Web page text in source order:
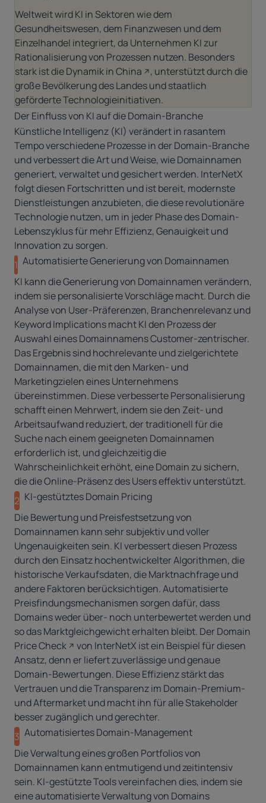
Weltweit wird KI in Sektoren wie dem
Gesundheitswesen, dem Finanzwesen und dem
Einzelhandel integriert, da Unternehmen KI zur
Rationalisierung von Prozessen nutzen. Besonders
stark ist die Dynamik in China
, unterstützt durch die
große Bevölkerung des Landes und staatlich
geförderte Technologieinitiativen.
Der Einfluss von KI auf die Domain-Branche
Künstliche Intelligenz (KI) verändert in rasantem
Tempo verschiedene Prozesse in der Domain-Branche
und verbessert die Art und Weise, wie Domainnamen
generiert, verwaltet und gesichert werden. InterNetX
folgt diesen Fortschritten und ist bereit, modernste
Dienstleistungen anzubieten, die diese revolutionäre
Technologie nutzen, um in jeder Phase des Domain-
Lebenszyklus für mehr Effizienz, Genauigkeit und
Innovation zu sorgen.
1 Automatisierte Generierung von Domainnamen
KI kann die Generierung von Domainnamen verändern,
indem sie personalisierte Vorschläge macht. Durch die
Analyse von User-Präferenzen, Branchenrelevanz und
Keyword Implications macht KI den Prozess der
Auswahl eines Domainnamens Customer-zentrischer.
Das Ergebnis sind hochrelevante und zielgerichtete
Domainnamen, die mit den Marken- und
Marketingzielen eines Unternehmens
übereinstimmen. Diese verbesserte Personalisierung
schafft einen Mehrwert, indem sie den Zeit- und
Arbeitsaufwand reduziert, der traditionell für die
Suche nach einem geeigneten Domainnamen
erforderlich ist, und gleichzeitig die
Wahrscheinlichkeit erhöht, eine Domain zu sichern,
die die Online-Präsenz des Users effektiv unterstützt.
2 KI-gestütztes Domain Pricing
Die Bewertung und Preisfestsetzung von
Domainnamen kann sehr subjektiv und voller
Ungenauigkeiten sein. KI verbessert diesen Prozess
durch den Einsatz hochentwickelter Algorithmen, die
historische Verkaufsdaten, die Marktnachfrage und
andere Faktoren berücksichtigen. Automatisierte
Preisfindungsmechanismen sorgen dafür, dass
Domains weder über- noch unterbewertet werden und
so das Marktgleichgewicht erhalten bleibt. DerDomain
Price Check
von InterNetX ist ein Beispiel für diesen
Ansatz, denn er liefert zuverlässige und genaue
Domain-Bewertungen. Diese Effizienz stärkt das
Vertrauen und die Transparenz im Domain-Premium-
und Aftermarket und macht ihn für alle Stakeholder
besser zugänglich und gerechter.
3 Automatisiertes Domain-Management
Die Verwaltung eines großen Portfolios von
Domainnamen kann entmutigend und zeitintensiv
sein. KI-gestützte Tools vereinfachen dies, indem sie
eine automatisierte Verwaltung von Domains